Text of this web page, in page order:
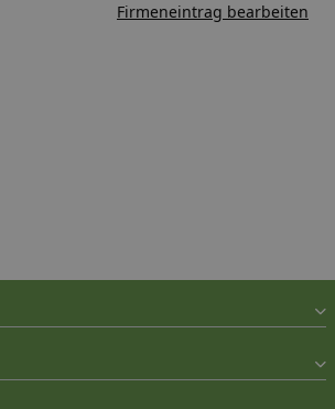
Firmeneintrag bearbeiten